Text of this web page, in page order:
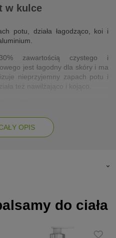
w kulce
potu, działa łagodząco, koi i
zawartością czystego i
jest łagodny dla skóry i ma
nieprzyjemny zapach potu i
też nawilżająco i kojąco.
zapachów
OPIS
do ciała